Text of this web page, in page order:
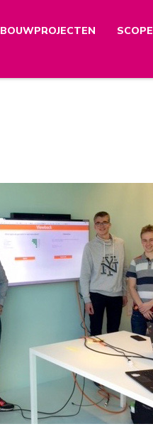
BOUWPROJECTEN SCOPE